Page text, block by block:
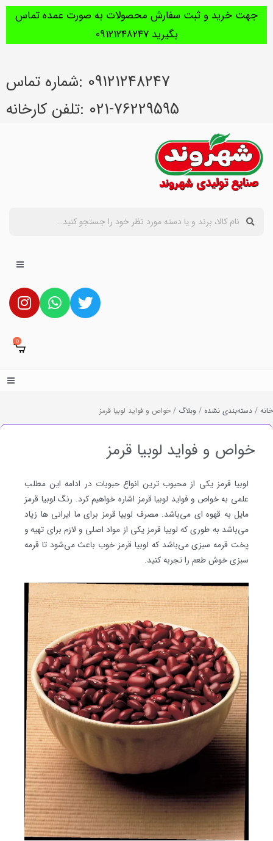
جهت خرید و ثبت سفارش محصولات به صورت عمده تماس
بگیرید 09121248247
09121248247 :شماره تماس
021-76229595 :تلفن کارخانه
0
خانه / دسته‌بندی نشده / وبلاگ / خواص و فواید لوبیا قرمز
خواص و فواید لوبیا قرمز
لوبیا قرمز یکی از محبوب ترین انواع حبوبات در ادامه این مطلب
علمی به خواص و فواید لوبیا قرمز اشاره خواهیم کرد. رنگ لوبیا قرمز
مایل به قهوه ای می‌باشد. مصرف لوبیا قرمز برای ما ایرانی ها زیاد
می‌باشد به طوری که لوبیا قرمز یکی از مواد اصلی و لازم برای تهیه و
پخت قرمه سبزی می‌باشد که لوبیا قرمز خوب باعث می‌شود تا قرمه
سبزی خوش طعم را تجربه کنید.